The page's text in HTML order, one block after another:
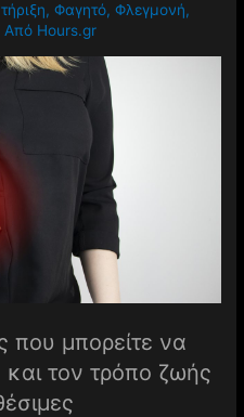
,Φαγητό,Φλεγμονή,
Από Hours.gr
που μπορείτε να
τον τρόπο ζωής